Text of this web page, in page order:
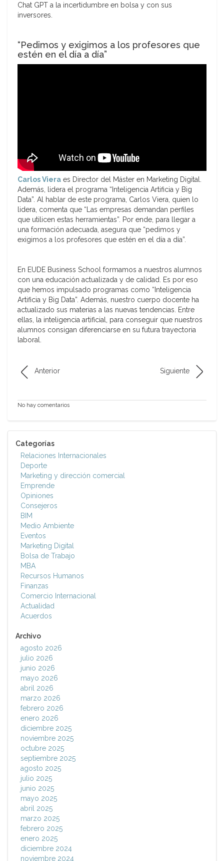
Chat GPT a la incertidumbre en bolsa y con sus
inversores.
“Pedimos y exigimos a los profesores que
estén en el día a día”
Carlos Viera es Director del Máster en Marketing Digital.
Además, lidera el programa “Inteligencia Artificia y Big
Data”. Al hablar de este programa, Carlos Viera, quien lo
lidera, comenta que “Las empresas demandan perfiles
que utilicen estas herramientas”. Por ende, para llegar a
una formación adecuada, asegura que “pedimos y
exigimos a los profesores que estén en el día a día”.
En EUDE Business School formamos a nuestros alumnos
con una educación actualizada y de calidad. Es por eso
que hemos impulsado programas como “Inteligencia
Artificia y Big Data”. Además, nuestro cuerpo docente ha
actualizado sus materias a las nuevas tendencias. Entre
ellas, la inteligencia artificial, para conseguir que nuestros
alumnos consigan diferenciarse en su futura trayectoria
laboral.
Anterior Siguiente
No hay comentarios
Categorías
Relaciones Internacionales
Deporte
Marketing y dirección comercial
Emprende
Opiniones
Consejeros
BIM
Medio Ambiente
Eventos
Marketing Digital
Bolsa de Trabajo
MBA
Recursos Humanos
Finanzas
Comercio Internacional
Actualidad
Acuerdos
Archivo
agosto 2026
julio 2026
junio 2026
mayo 2026
abril 2026
marzo 2026
febrero 2026
enero 2026
diciembre 2025
noviembre 2025
octubre 2025
septiembre 2025
agosto 2025
julio 2025
junio 2025
mayo 2025
abril 2025
marzo 2025
febrero 2025
enero 2025
diciembre 2024
noviembre 2024